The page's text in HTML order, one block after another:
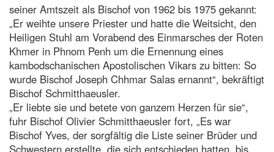
seiner Amtszeit als Bischof von 1962 bis 1975 gekannt:
„Er weihte unsere Priester und hatte die Weitsicht, den
Heiligen Stuhl am Vorabend des Einmarsches der Roten
Khmer in Phnom Penh um die Ernennung eines
kambodschanischen Apostolischen Vikars zu bitten: So
wurde Bischof Joseph Chhmar Salas ernannt“, bekräftigt
Bischof Schmitthaeusler.
„Er liebte sie und betete von ganzem Herzen für sie“,
fuhr Bischof Olivier Schmitthaeusler fort, „Es war
Bischof Yves, der sorgfältig die Liste seiner Brüder und
Schwestern erstellte, die sich entschieden hatten, bis